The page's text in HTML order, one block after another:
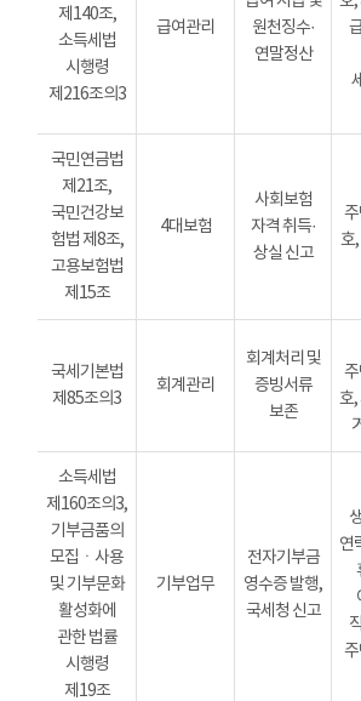
제140조,
소득세법
시행령
제216조의3
급여관리
원천징수·
연말정산
국민연금법
제21조,
국민건강보
험법 제8조,
고용보험법
제15조
4대보험
사회보험
자격 취득·
상실 신고
호
국세기본법
제85조의3
회계관리
회계처리 및
증빙서류
보존
호,
소득세법
제160조의3,
기부금품의
모집ㆍ사용
및 기부문화
활성화에
관한 법률
시행령
제19조
기부업무
전자기부금
영수증 발행,
국세청 신고
연